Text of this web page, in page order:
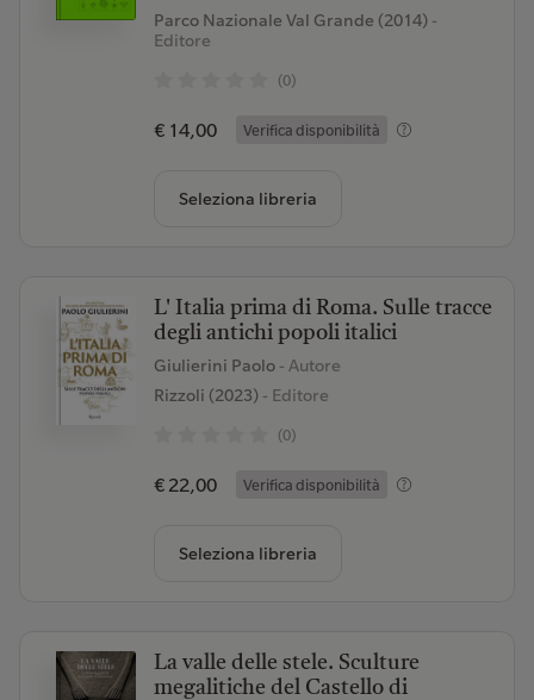
Parco Nazionale Val Grande (2014)-
Editore
(0)
€ 14,00 Verifica disponibilità
Seleziona libreria
L' Italia prima di Roma. Sulle tracce
degli antichi popoli italici
Giulierini Paolo - Autore
Rizzoli (2023)- Editore
(0)
€ 22,00 Verifica disponibilità
Seleziona libreria
La valle delle stele. Sculture
megalitiche del Castello di